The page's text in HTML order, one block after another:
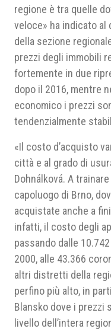
regione è tra quelle
veloce» ha indicato al
della sezione
prezzi degli immobili
fortemente in due
dopo il 2016, mentre
economico i prezzi
tendenzialmente
«Il costo d’acquisto
città e al grado di
Dohnálková. A
capoluogo di Brno,
acquistate anche a
infatti, il costo degli
passando dalle
2000, alle 43.366
altri distretti della
perfino più alto, in
Blansko dove i prezzi
livello dell’intera